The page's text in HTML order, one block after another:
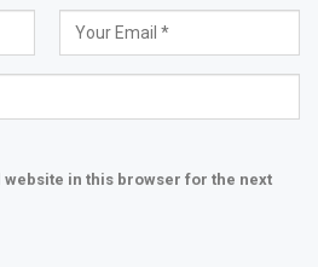
website in this browser for the next